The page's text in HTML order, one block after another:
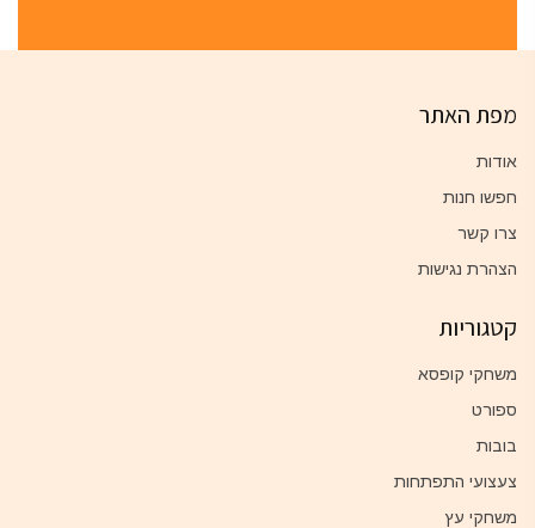
מפת האתר
אודות
חפשו חנות
צרו קשר
הצהרת נגישות
קטגוריות
משחקי קופסא
ספורט
בובות
צעצועי התפתחות
משחקי עץ